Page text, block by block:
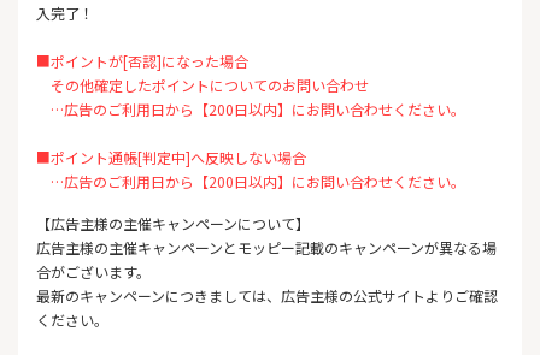
入完了！
■ポイントが[否認]になった場合
その他確定したポイントについてのお問い合わせ
…広告のご利用日から【200日以内】にお問い合わせください。
■ポイント通帳[判定中]へ反映しない場合
…広告のご利用日から【200日以内】にお問い合わせください。
【広告主様の主催キャンペーンについて】
広告主様の主催キャンペーンとモッピー記載のキャンペーンが異なる場
合がございます。
最新のキャンペーンにつきましては、広告主様の公式サイトよりご確認
ください。